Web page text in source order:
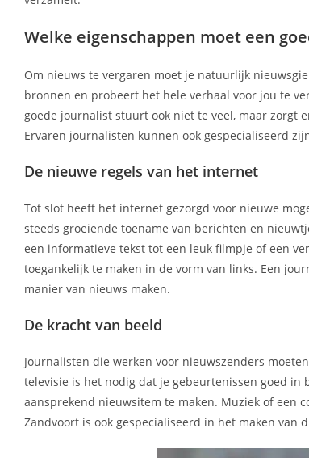
Welke eigenschappen moet een
Om nieuws te vergaren moet je natuurlijk
bronnen en probeert het hele verhaal voor jou te
goede journalist stuurt ook niet te veel, maar zorgt
Ervaren journalisten kunnen ook gespecialiseerd
De nieuwe regels van het internet
Tot slot heeft het internet gezorgd voor nieuwe
steeds groeiende toename van berichten en
een informatieve tekst tot een leuk filmpje of een
toegankelijk te maken in de vorm van links. Een
manier van nieuws maken.
De kracht van beeld
Journalisten die werken voor nieuwszenders
televisie is het nodig dat je gebeurtenissen goed
aansprekend nieuwsitem te maken. Muziek of een
Zandvoort is ook gespecialiseerd in het maken van